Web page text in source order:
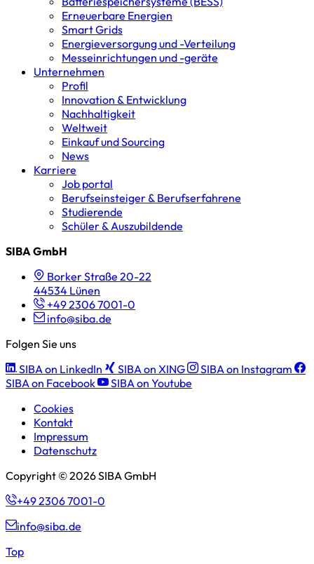
Erneuerbare Energien
Smart Grids
Energieversorgung und -Verteilung
Messeinrichtungen und -geräte
Unternehmen
Profil
Innovation & Entwicklung
Nachhaltigkeit
Weltweit
Einkauf und Sourcing
News
Karriere
Job portal
Berufseinsteiger & Berufserfahrene
Studierende
Schüler & Auszubildende
SIBA GmbH
Borker Straße 20-22
44534 Lünen
+49 2306 7001-0
info@siba.de
Folgen Sie uns
SIBA on LinkedIn
SIBA on XING
SIBA on Instagram
SIBA on Facebook
SIBA on Youtube
Cookies
Kontakt
Impressum
Datenschutz
Copyright © 2026 SIBA GmbH
+49 2306 7001-0
info@siba.de
Top